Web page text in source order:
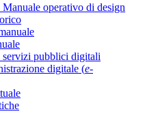
operativo di design
servizi pubblici digitali
digitale (e-